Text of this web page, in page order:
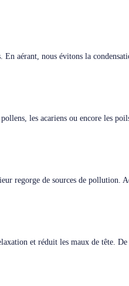
aérant, nous évitons la
les acariens ou encore les
regorge de sources de pollution.
et réduit les maux de tête.